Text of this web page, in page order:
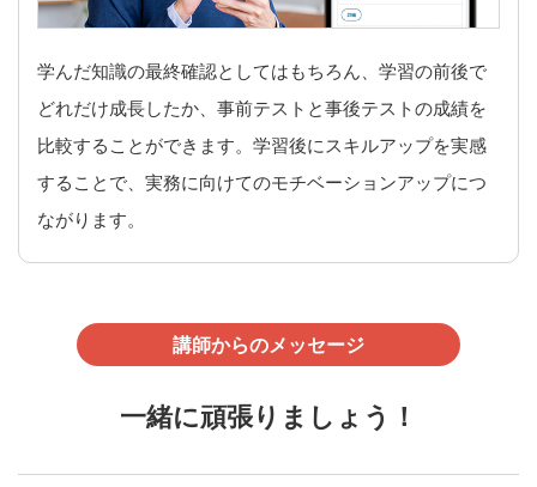
学んだ知識の最終確認としてはもちろん、学習の前後で
どれだけ成長したか、事前テストと事後テストの成績を
比較することができます。学習後にスキルアップを実感
することで、実務に向けてのモチベーションアップにつ
ながります。
講師からのメッセージ
一緒に頑張りましょう！